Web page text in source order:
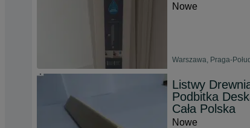
Nowe
Warszawa, Praga-
Listwy
Podbitka
Cała Polska
Nowe